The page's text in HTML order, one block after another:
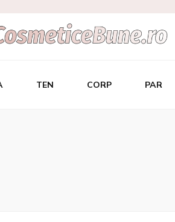
Mai
TEN CORP PAR